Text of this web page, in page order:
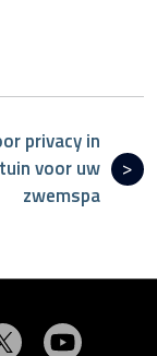
privacy in
voor uw
zwemspa
Instagramop Pinterest
MasterSpas op
BezoekBezoek